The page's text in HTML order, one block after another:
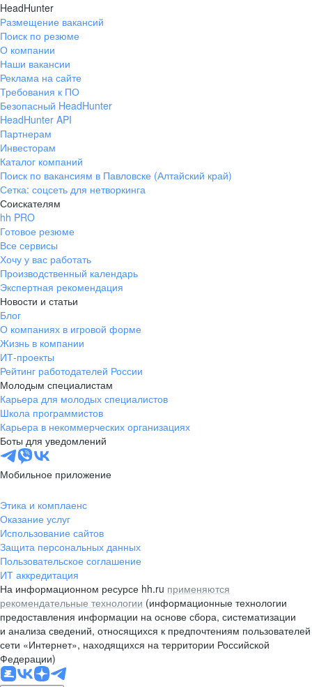
HeadHunter
Размещение вакансий
Поиск по резюме
О компании
Наши вакансии
Реклама на сайте
Требования к ПО
Безопасный HeadHunter
HeadHunter API
Партнерам
Инвесторам
Каталог компаний
Поиск по вакансиям в Павловске (Алтайский край)
Сетка: соцсеть для нетворкинга
Соискателям
hh PRO
Готовое резюме
Все сервисы
Хочу у вас работать
Производственный календарь
Экспертная рекомендация
Новости и статьи
Блог
О компаниях в игровой форме
Жизнь в компании
ИТ-проекты
Рейтинг работодателей России
Молодым специалистам
Карьера для молодых специалистов
Школа программистов
Карьера в некоммерческих организациях
Боты для уведомлений
Мобильное приложение
Этика и комплаенс
Оказание услуг
Использование сайтов
Защита персональных данных
Пользовательское соглашение
ИТ аккредитация
На информационном ресурсе hh.ru применяются
рекомендательные технологии (информационные технологии
предоставления информации на основе сбора, систематизации
и анализа сведений, относящихся к предпочтениям пользователей
сети «Интернет», находящихся на территории Российской
Федерации)